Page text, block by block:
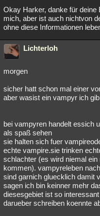
Okay Harker, danke für
mich, aber ist auch nichtvon
ohne diese Informationen
Lichterloh
morgen
sicher hatt schon mal einer
aber wasist ein vampyr ich
bei vampyren handelt essich
als spaß sehen
sie halten sich fuer
echte vampire.sie trinken
schlachter (es wird niemal
kommen). vampyreleben
sind garnich gluecklich damit
sagen ich bin keinner mehr
diesesgebiet ist so
darueber schreiben koennte